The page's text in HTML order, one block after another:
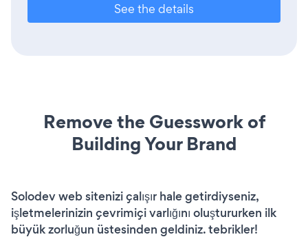
See the details
Remove the Guesswork of
Building Your Brand
Solodev web sitenizi çalışır hale getirdiyseniz,
işletmelerinizin çevrimiçi varlığını oluştururken ilk
büyük zorluğun üstesinden geldiniz. tebrikler!